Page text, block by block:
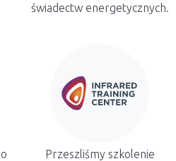
świadectw energetycznych.
Przeszliśmy szkolenie